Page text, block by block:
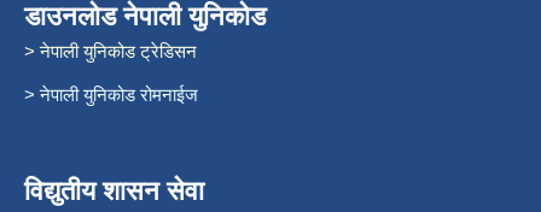
डाउनलोड नेपाली युनिकोड
> नेपाली युनिकोड ट्रेडिसन
> नेपाली युनिकोड रोमनाईज
विद्युतीय शासन सेवा